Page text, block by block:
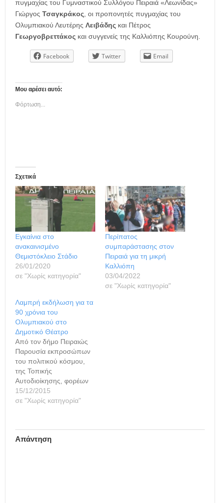
πυγμαχίας του Γυμναστικού Συλλόγου Πειραιά «Λεωνίδας»
Γιώργος Τσαγκράκος , οι προπονητές πυγμαχίας του
Ολυμπιακού Λευτέρης Λειβάδης και Πέτρος
Γεωργοβρεττάκος και συγγενείς της Καλλιόπης Κουρούνη.
Facebook Twitter Email
Μου αρέσει αυτό:
Φόρτωση...
Σχετικά
Εγκαίνια στο
ανακαινισμένο
Θεμιστόκλειο Στάδιο
26/01/2020
σε "Χωρίς κατηγορία"
Περίπατος
συμπαράστασης στον
Πειραιά για τη μικρή
Καλλιόπη
03/04/2022
σε "Χωρίς κατηγορία"
Λαμπρή εκδήλωση για τα
90 χρόνια του
Ολυμπιακού στο
Δημοτικό Θέατρο
Από τον δήμο Πειραιώς
Παρουσία εκπροσώπων
του πολιτικού κόσμου,
της Τοπικής
Αυτοδιοίκησης, φορέων
της πόλης, αθλητών,
παλαιμάχων και
Πειραιά τίμησε χθες με μια
λαμπρή εκδήλωση, στο
15/12/2015
σε "Χωρίς κατηγορία"
Απάντηση